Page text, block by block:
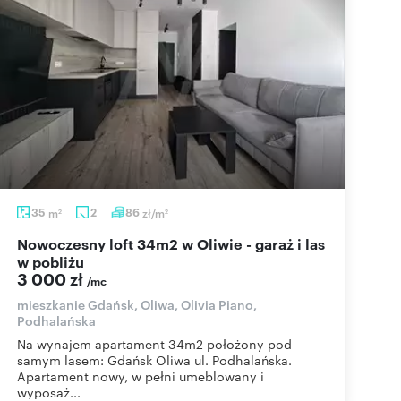
35 m2 2 86zł/m2
Nowoczesny loft 34m2 w Oliwie - garaż i las
w pobliżu
3 000 zł /mc
mieszkanie Gdańsk, Oliwa, Olivia Piano,
Podhalańska
Na wynajem apartament 34m2 położony pod
samym lasem: Gdańsk Oliwa ul. Podhalańska.
Apartament nowy, w pełni umeblowany i
wyposaż...